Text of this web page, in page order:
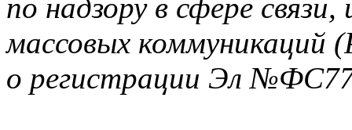
по надзору в сфере
массовых коммуникаций
о регистрации Эл